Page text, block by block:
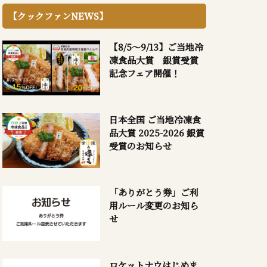
【クックファンNEWS】
【8/5～9/13】ご当地冷
凍食品大賞 銀賞受賞
記念フェア開催！
日本全国 ご当地冷凍食
品大賞 2025-2026 銀賞
受賞のお知らせ
「ありがとう券」ご利
用ルール変更のお知ら
せ